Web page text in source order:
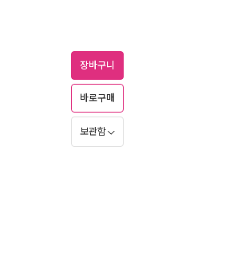
장바구니
바로구매
보관함